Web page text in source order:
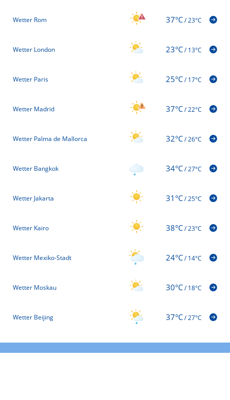
Wetter Rom 37°C/23°C
Wetter London 23°C/13°C
Wetter Paris 25°C/17°C
Wetter Madrid 37°C/22°C
Wetter Palma de Mallorca 32°C/26°C
Wetter Bangkok 34°C/27°C
Wetter Jakarta 31°C/25°C
Wetter Kairo 38°C/23°C
Wetter Mexiko-Stadt 24°C/14°C
Wetter Moskau 30°C/18°C
Wetter Beijing 37°C/27°C